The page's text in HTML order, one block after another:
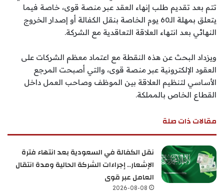
تتم بعد تقديم طلب إنهاء العقد عبر منصة قوى، خاصة فيما
يتعلق بمهلة الـ60 يوم الخاصة بنقل الكفالة أو إصدار الخروج
النهائي بعد انتهاء العلاقة التعاقدية مع الشركة.
ويزداد البحث عن هذه النقطة مع اعتماد معظم الشركات على
العقود الإلكترونية عبر منصة قوى، والتي أصبحت المرجع
الأساسي لتنظيم العلاقة بين الموظف وصاحب العمل داخل
القطاع الخاص بالمملكة.
مقالات ذات صلة
نقل الكفالة في السعودية بعد انتهاء فترة
الإشعار.. إجراءات الشركة الحالية ومدة انتقال
العامل عبر قوى
2026-08-08